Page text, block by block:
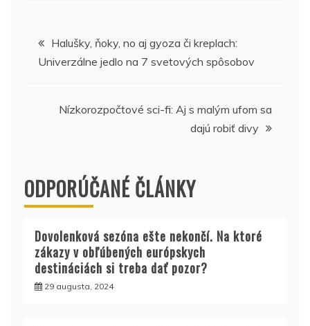
Navigácia
článku
Halušky, ňoky, no aj gyoza či kreplach:
Univerzálne jedlo na 7 svetových spôsobov
Nízkorozpočtové sci-fi: Aj s malým ufom sa
dajú robiť divy
ODPORÚČANÉ ČLÁNKY
Dovolenková sezóna ešte nekončí. Na ktoré
zákazy v obľúbených európskych
destináciách si treba dať pozor?
29 augusta, 2024